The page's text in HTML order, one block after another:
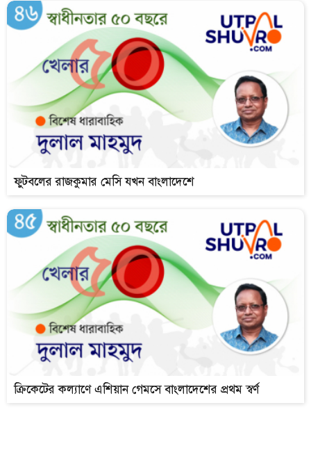
ফুটবলের রাজকুমার মেসি যখন বাংলাদেশে
ক্রিকেটের কল্যাণে এশিয়ান গেমসে বাংলাদেশের প্রথম স্বর্ণ